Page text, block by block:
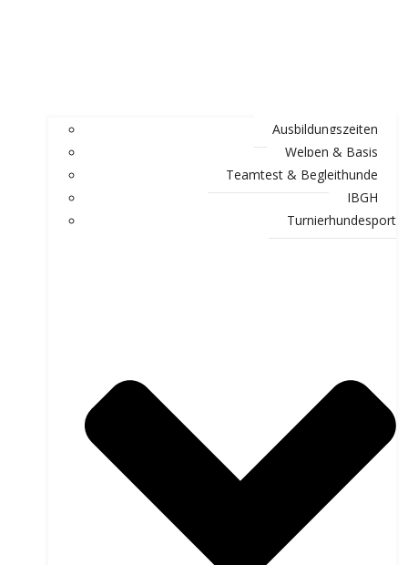
Ausbildungszeiten
Welpen & Basis
Teamtest & Begleithunde
IBGH
Turnierhundesport